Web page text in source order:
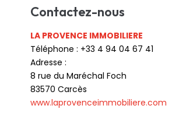
Contactez-nous
LA PROVENCE IMMOBILIERE
Téléphone : +33 4 94 04 67 41
Adresse :
8 rue du Maréchal Foch
83570 Carcès
www.laprovenceimmobiliere.com